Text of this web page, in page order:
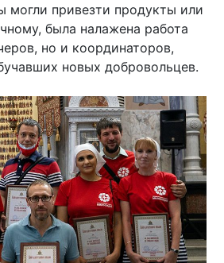
могли привезти продукты или
была налажена работа
но и координаторов,
новых добровольцев.